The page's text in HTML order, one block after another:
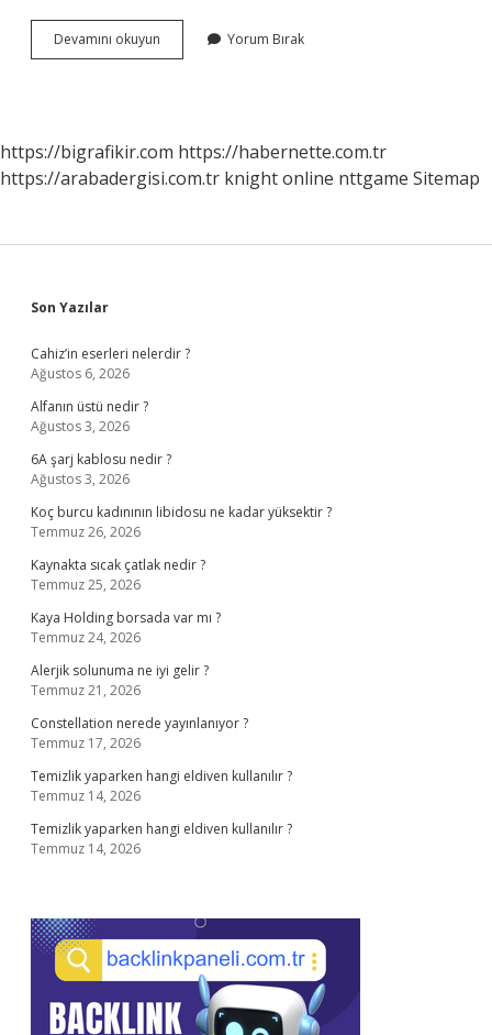
Devamını okuyun
Menfaat
Yorum Bırak
https://bigrafikir.com https://habernette.com.tr
https://arabadergisi.com.tr knight online nttgame Sitemap
Sidebar
Son Yazılar
Cahiz’in eserleri nelerdir ?
Ağustos 6, 2026
Alfanın üstü nedir ?
Ağustos 3, 2026
6A şarj kablosu nedir ?
Ağustos 3, 2026
Koç burcu kadınının libidosu ne kadar yüksektir ?
Temmuz 26, 2026
Kaynakta sıcak çatlak nedir ?
Temmuz 25, 2026
Kaya Holding borsada var mı ?
Temmuz 24, 2026
Alerjik solunuma ne iyi gelir ?
Temmuz 21, 2026
Constellation nerede yayınlanıyor ?
Temmuz 17, 2026
Temizlik yaparken hangi eldiven kullanılır ?
Temmuz 14, 2026
Temizlik yaparken hangi eldiven kullanılır ?
Temmuz 14, 2026